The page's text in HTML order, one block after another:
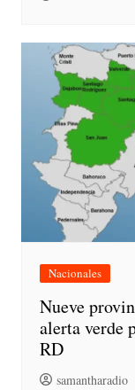
Nacionales
Nueve
alerta verde
RD
samantharadio